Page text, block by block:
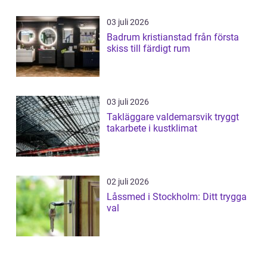
03 juli 2026
Badrum kristianstad från första
skiss till färdigt rum
03 juli 2026
Takläggare valdemarsvik tryggt
takarbete i kustklimat
02 juli 2026
Låssmed i Stockholm: Ditt trygga
val